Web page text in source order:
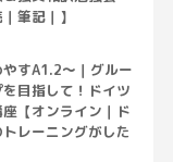
筆記｜】
すA1.2～｜グルー
目指して！ドイツ
【オンライン｜ド
レーニングがした